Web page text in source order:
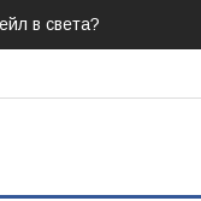
в света?